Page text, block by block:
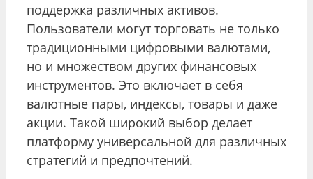
поддержка различных активов.
Пользователи могут торговать не только
традиционными цифровыми валютами,
но и множеством других финансовых
инструментов. Это включает в себя
валютные пары, индексы, товары и даже
акции. Такой широкий выбор делает
платформу универсальной для различных
стратегий и предпочтений.